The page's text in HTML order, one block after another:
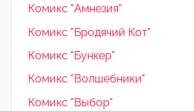
Комикс "Амнезия"
Комикс "Бродячий Кот"
Комикс "Бункер"
Комикс "Волшебники"
Комикс "Выбор"